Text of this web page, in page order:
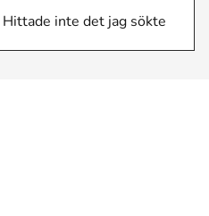
Hittade inte det jag sökte